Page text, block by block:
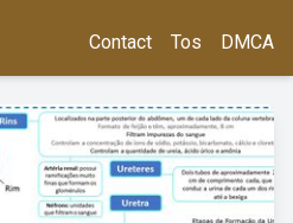
Contact Tos DMCA